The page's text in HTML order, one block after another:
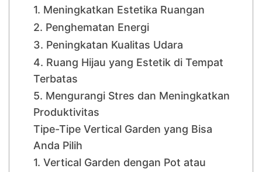
1. Meningkatkan Estetika Ruangan
2. Penghematan Energi
3. Peningkatan Kualitas Udara
4. Ruang Hijau yang Estetik di Tempat
Terbatas
5. Mengurangi Stres dan Meningkatkan
Produktivitas
Tipe-Tipe Vertical Garden yang Bisa
Anda Pilih
1. Vertical Garden dengan Pot atau